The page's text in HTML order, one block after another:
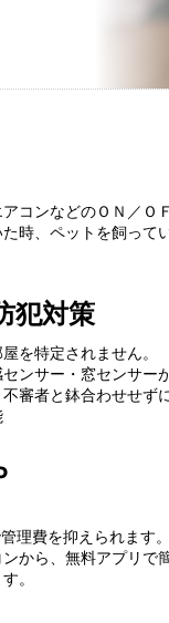
コンなどのＯＮ／Ｏ
時、ペットを飼って
犯対策
を特定されません。
ンサー・窓センサ
審者と鉢合わせせず
理費を抑えられます
から、無料アプリで
。